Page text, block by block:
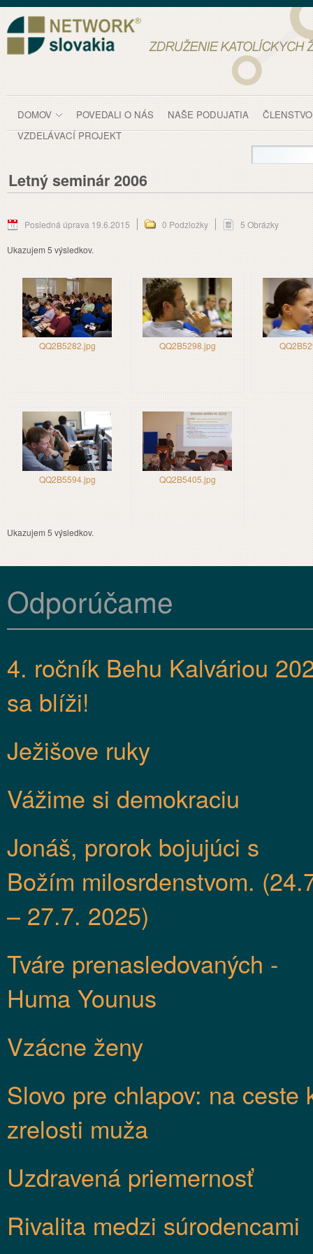
DOMOV POVEDALI O NÁS NAŠE PODUJATIA
ČLENSTVO
VZDELÁVACÍ PROJEKT
Letný seminár 2006
Posledná úprava 19.6.2015 0 Podzložky 5 Obrázky
Ukazujem 5 výsledkov.
QQ2B5282.jpg QQ2B5298.jpg
QQ2B5594.jpg QQ2B5405.jpg
Ukazujem 5 výsledkov.
Odporúčame
4. ročník Behu Kalváriou
sa blíži!
Ježišove ruky
Vážime si demokraciu
Jonáš, prorok bojujúci s
Božím milosrdenstvom.
– 27.7. 2025)
Tváre prenasledovaných -
Huma Younus
Vzácne ženy
Slovo pre chlapov: na ceste
zrelosti muža
Uzdravená priemernosť
Rivalita medzi súrodencami